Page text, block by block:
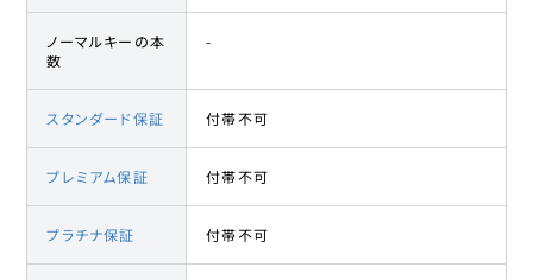
ノーマルキーの本
数
-
スタンダード保証 付帯不可
プレミアム保証 付帯不可
プラチナ保証 付帯不可